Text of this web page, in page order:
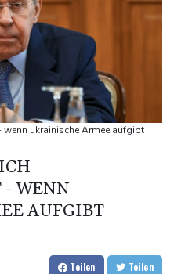
der pro-iranischen Huthis im
Sanktionen gegen Russland
Ballsaal aus - Präsident
Ukraine-Krieg nach Serbien
ukrainische Armee aufgibt
- WENN
AUFGIBT
Teilen Teilen